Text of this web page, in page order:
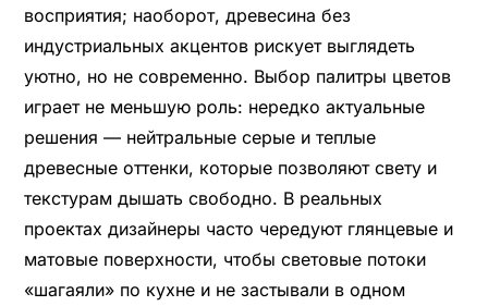
восприятия; наоборот, древесина без
индустриальных акцентов рискует выглядеть
уютно, но не современно. Выбор палитры цветов
играет не меньшую роль: нередко актуальные
решения — нейтральные серые и теплые
древесные оттенки, которые позволяют свету и
текстурам дышать свободно. В реальных
проектах дизайнеры часто чередуют глянцевые и
матовые поверхности, чтобы световые потоки
«шагаяли» по кухне и не застывали в одном